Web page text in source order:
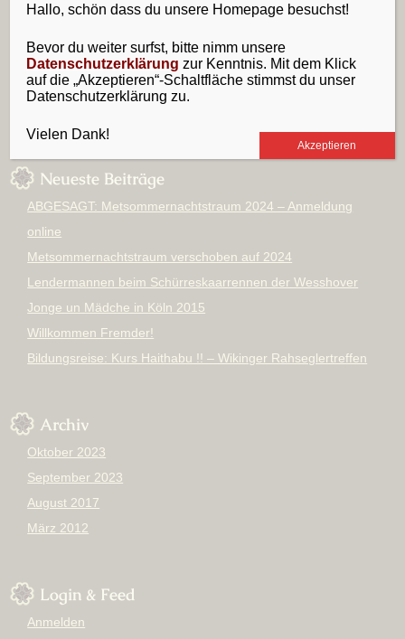
Neueste Beiträge
ABGESAGT: Metsommernachtstraum 2024 – Anmeldung
online
Metsommernachtstraum verschoben auf 2024
Lendermannen beim Schürreskaarrennen der Wesshover
Jonge un Mädche in Köln 2015
Willkommen Fremder!
Bildungsreise: Kurs Haithabu !! – Wikinger Rahseglertreffen
Archiv
Oktober 2023
September 2023
August 2017
März 2012
Login & Feed
Anmelden
Hallo, schön dass du unsere Homepage besuchst!
Bevor du weiter surfst, bitte nimm unsere
Datenschutzerklärung zur Kenntnis. Mit dem Klick
auf die „Akzeptieren“-Schaltfläche stimmst du unser
Datenschutzerklärung zu.
Vielen Dank!
Akzeptieren